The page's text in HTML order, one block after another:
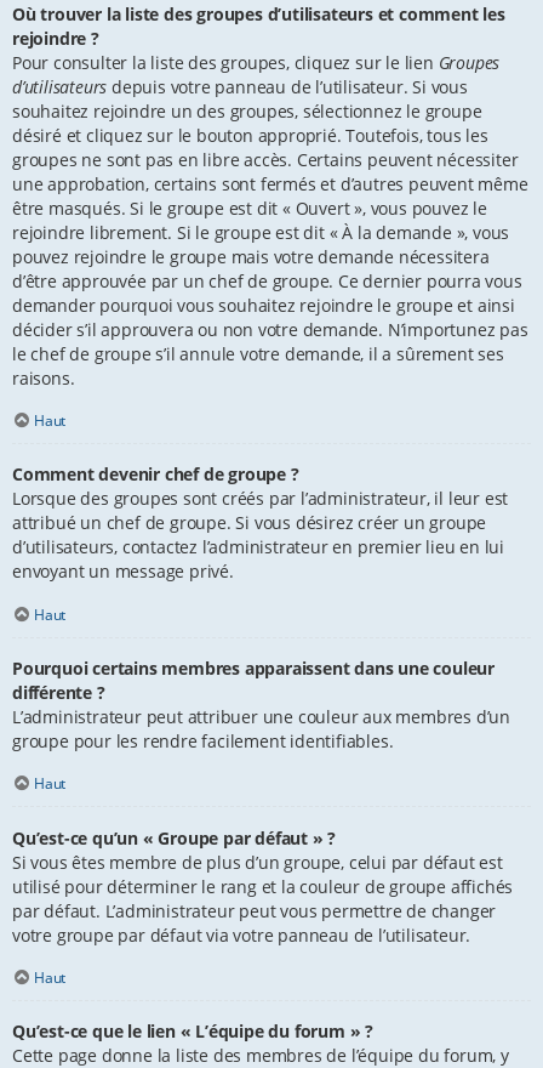
Où trouver la liste des groupes d’utilisateurs et comment les
rejoindre ?
Pour consulter la liste des groupes, cliquez sur le lien Groupes
d’utilisateurs depuis votre panneau de l’utilisateur. Si vous
souhaitez rejoindre un des groupes, sélectionnez le groupe
désiré et cliquez sur le bouton approprié. Toutefois, tous les
groupes ne sont pas en libre accès. Certains peuvent nécessiter
une approbation, certains sont fermés et d’autres peuvent même
être masqués. Si le groupe est dit « Ouvert », vous pouvez le
rejoindre librement. Si le groupe est dit « À la demande », vous
pouvez rejoindre le groupe mais votre demande nécessitera
d’être approuvée par un chef de groupe. Ce dernier pourra vous
demander pourquoi vous souhaitez rejoindre le groupe et ainsi
décider s’il approuvera ou non votre demande. N’importunez pas
le chef de groupe s’il annule votre demande, il a sûrement ses
raisons.
Haut
Comment devenir chef de groupe ?
Lorsque des groupes sont créés par l’administrateur, il leur est
attribué un chef de groupe. Si vous désirez créer un groupe
d’utilisateurs, contactez l’administrateur en premier lieu en lui
envoyant un message privé.
Haut
Pourquoi certains membres apparaissent dans une couleur
différente ?
L’administrateur peut attribuer une couleur aux membres d’un
groupe pour les rendre facilement identifiables.
Haut
Qu’est-ce qu’un « Groupe par défaut » ?
Si vous êtes membre de plus d’un groupe, celui par défaut est
utilisé pour déterminer le rang et la couleur de groupe affichés
par défaut. L’administrateur peut vous permettre de changer
votre groupe par défaut via votre panneau de l’utilisateur.
Haut
Qu’est-ce que le lien « L’équipe du forum » ?
Cette page donne la liste des membres de l’équipe du forum, y